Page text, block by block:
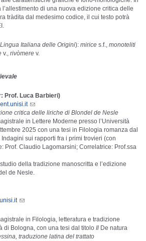
di una nuova edizione critica delle
tràdita dal medesimo codice, il cui testo potrà
Italiana delle Origini): mirice s.f., monoteliti
v., rivòmere v.
Prof. Luca Barbieri)
critica delle liriche di Blondel de Nesle
in Lettere Moderne presso l’Università
2025 con una tesi in Filologia romanza dal
sui rapporti fra i primi trovieri (con
Prof. Claudio Lagomarsini; Correlatrice: Prof.ssa
della tradizione manoscritta e l’edizione
de Nesle.
in Filologia, letteratura e tradizione
di Bologna, con una tesi dal titolo Il De natura
traduzione latina del trattato